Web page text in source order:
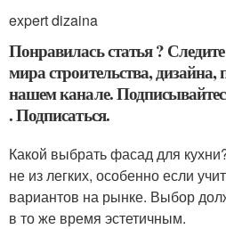
expert dizaina
Понравилась статья ?
мира строительства, дизайна,
нашем канале.
. Подписаться.
Какой выбрать фасад для
не из легких, особенно если
вариантов на рынке. Выбор
в то же время эстетичным.